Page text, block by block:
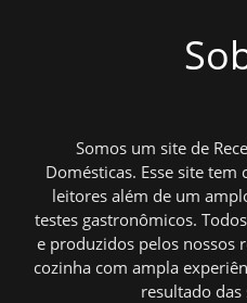
Somos um site de
Domésticas. Esse site
leitores além de um
testes gastronômicos.
e produzidos pelos nossos
cozinha com ampla
resultado das